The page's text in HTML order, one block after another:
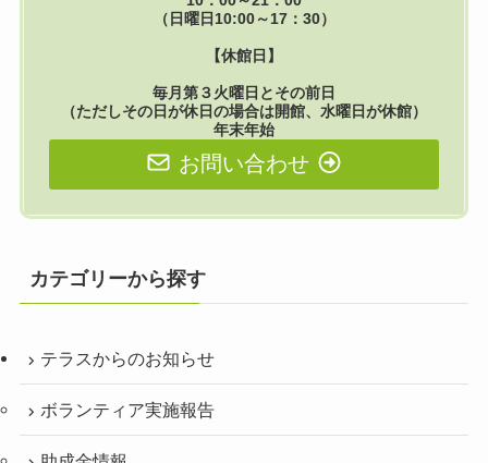
（日曜日10:00～17：30）
【休館日】
毎月第３火曜日とその前日
（ただしその日が休日の場合は開館、水曜日が休館）
年末年始
お問い合わせ
カテゴリーから探す
テラスからのお知らせ
ボランティア実施報告